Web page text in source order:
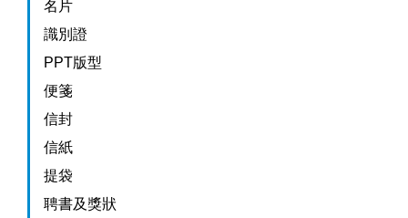
名片
識別證
PPT版型
便箋
信封
信紙
提袋
聘書及獎狀